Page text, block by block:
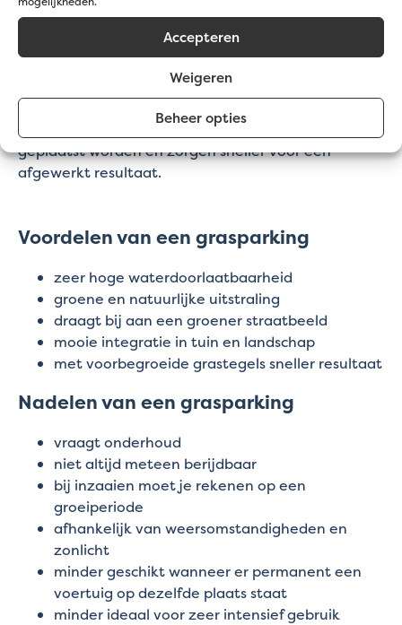
Accepteren
Weigeren
Beheer opties
daarop de grastegels
Een nog eenvoudigere oplossing is werken met
voorbegroeide grastegels. Die kunnen meteen
geplaatst worden en zorgen sneller voor een
afgewerkt resultaat.
Voordelen van een grasparking
zeer hoge waterdoorlaatbaarheid
groene en natuurlijke uitstraling
draagt bij aan een groener straatbeeld
mooie integratie in tuin en landschap
met voorbegroeide grastegels sneller resultaat
Nadelen van een grasparking
vraagt onderhoud
niet altijd meteen berijdbaar
bij inzaaien moet je rekenen op een
groeiperiode
afhankelijk van weersomstandigheden en
zonlicht
minder geschikt wanneer er permanent een
voertuig op dezelfde plaats staat
minder ideaal voor zeer intensief gebruik